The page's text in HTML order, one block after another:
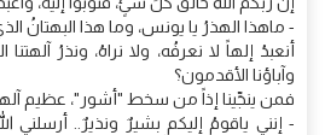
- ماهذا الهذرُ يا يونس، وما هذا البهتانُ الذي
أنعبدُ إلهاً لا نعرفُه، ولا نراهُ، ونذرُ
وآباؤنا الأقدمون؟
فمن ينجِّينا إذاً من سخط "أشور"، عظيم
- إنني ياقومُ إليكم بشيرٌ ونذيرٌ.. أرسلني